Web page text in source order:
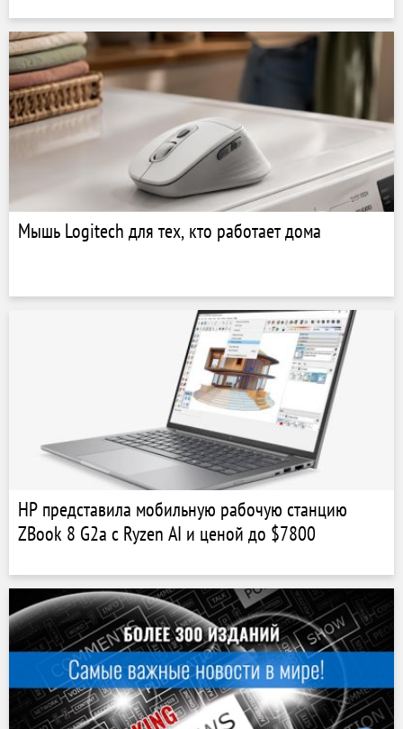
Мышь Logitech для тех, кто работает дома
HP представила мобильную рабочую станцию
ZBook 8 G2a с Ryzen AI и ценой до $7800